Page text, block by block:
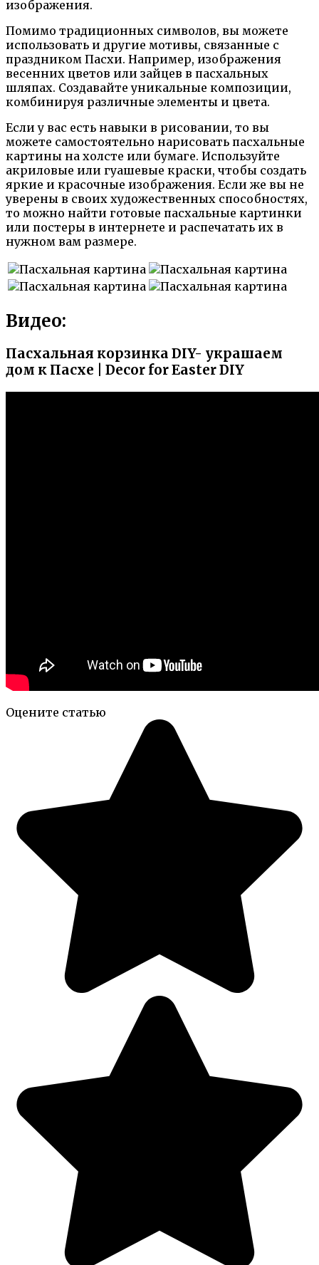
изображения.
Помимо традиционных символов, вы можете
использовать и другие мотивы, связанные с
праздником Пасхи. Например, изображения
весенних цветов или зайцев в пасхальных
шляпах. Создавайте уникальные композиции,
комбинируя различные элементы и цвета.
Если у вас есть навыки в рисовании, то вы
можете самостоятельно нарисовать пасхальные
картины на холсте или бумаге. Используйте
акриловые или гуашевые краски, чтобы создать
яркие и красочные изображения. Если же вы не
уверены в своих художественных способностях,
то можно найти готовые пасхальные картинки
или постеры в интернете и распечатать их в
нужном вам размере.
Видео:
Пасхальная корзинка DIY- украшаем
дом к Пасхе | Decor for Easter DIY
Оцените статью